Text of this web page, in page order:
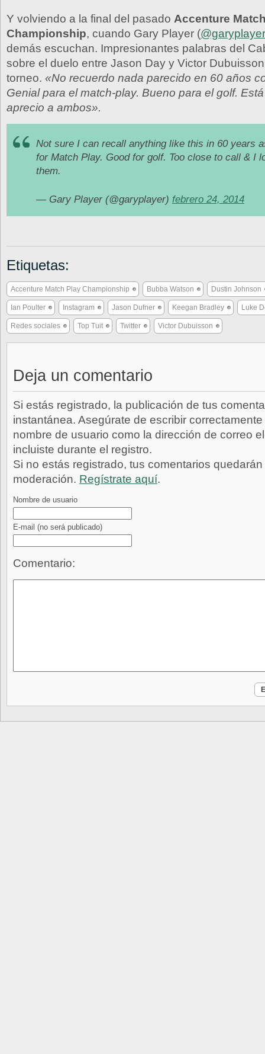
Y volviendo a la final del pasado Accenture
Championship, cuando Gary Player (@garyplayer
demás escuchan. Impresionantes palabras del
sobre el duelo entre Jason Day y Victor
torneo. «No recuerdo nada parecido en 60 años
Genial para el match-play. Bueno para el golf.
aprecio a ambos».
Not sure I can recall anything like this in 60 years
for Match Play. Good for golf. Too close to call & I
them.
— Gary Player (@garyplayer) febrero 24, 2014
Etiquetas:
Accenture Match Play Championship Bubba Watson Dustin Johnson
Ian Poulter Instagram Jason Dufner Keegan Bradley Luke
Redes sociales Top Tuit Twitter Victor Dubuisson
Deja un comentario
Si estás registrado, la publicación de tus
instantánea. Asegúrate de escribir
nombre de usuario como la dirección de correo
incluiste durante el registro.
Si no estás registrado, tus comentarios
moderación. Regístrate aquí.
Nombre de usuario
E-mail (no será publicado)
Comentario: